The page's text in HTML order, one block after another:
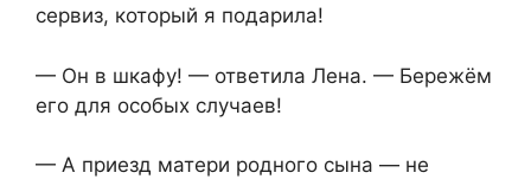
сервиз, который я подарила!
— Он в шкафу! — ответила Лена. — Бережём
его для особых случаев!
— А приезд матери родного сына — не